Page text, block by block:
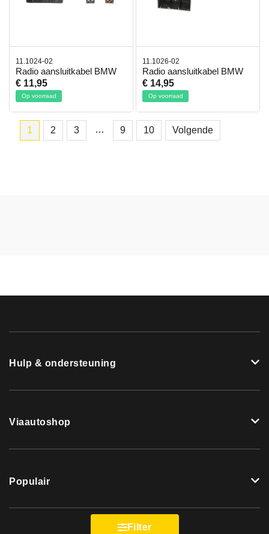
11.1024-02
Radio aansluitkabel BMW
€ 11,95
Op voorraad
11.1026-02
Radio aansluitkabel BMW
€ 14,95
Op voorraad
1 2 3 … 9 10 Volgende
Filter
Hulp & ondersteuning
Viaautoshop
Populair